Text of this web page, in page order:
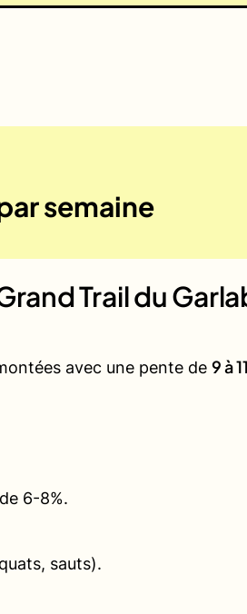
semaine
Trail du
avec une pente de 9 à
6-8%.
sauts).